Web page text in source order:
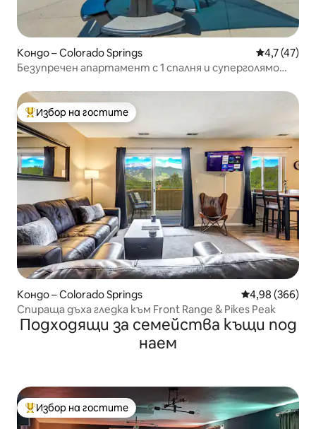
Кондо – Colorado Springs Средна
4,7 (47)
Безупречен апартамент с 1 спалня и суперголямо
Най-популярен избор на гостите
Избор на гостите
Кондо – Colorado Springs Средна
4,98 (366)
Спираща дъха гледка към Front Range & Pikes Peak
Подходящи за семейства къщи под
наем
Най-популярен избор на гостите
Избор на гостите